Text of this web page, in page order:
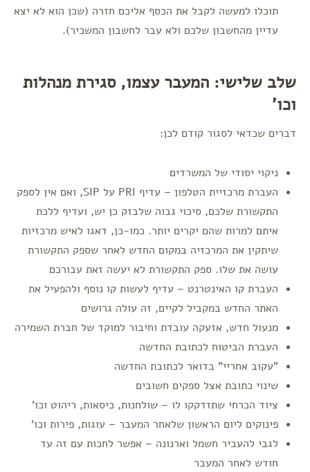
תוכלו למעשה לקבל את הכסף אליכם חזרה (שכן הוא לא יצא
עדיין מהחשבון שלכם ולא עבר לחשבון המשכיר).
שלב שלישי: המעבר עצמו, סגירת מנהלות
וכו'
דברים שכדאי לסגור קודם לכן:
ניקוי יסודי של המשרדים
העברת מרכזיית הטלפון – עדיף PRI על SIP, ואם אין לספק
התקשורת שלכם, סיכוי גבוה שלבזק כן יש, ועדיף ללכת
איתם למרות שהם יקרים יותר. כמו-כן, דאגו לאיש מרכזיות
שיתקין את המרכזיה במקום החדש לאחר שספק התקשורת
עושה את שלו. ספק התקשורת לא יעשה זאת עבורכם
העברת קו האינטרנט – עדיף לעשות קו נוסף ולהפעיל את
האתר החדש במקביל לקיים, זה עולה גרושים
מנעול חדש, אזעקה עובדת וחיבור למוקד של חברת השמירה
העברת הביטוח לכתובת החדשה
"עקוב אחריי" בדואר לכתובת החדשה
שינוי כתובת אצל ספקים חשובים
ציוד הכרחי שתזדקקו לו – שולחנות, כיסאות, ריהוט וכו'
פינוקים ליום הראשון שלאחר המעבר – עוגות, פירות וכו'
לגבי להעביר חשמל וארנונה – אפשר לחכות עם זה עד
חודש לאחר המעבר